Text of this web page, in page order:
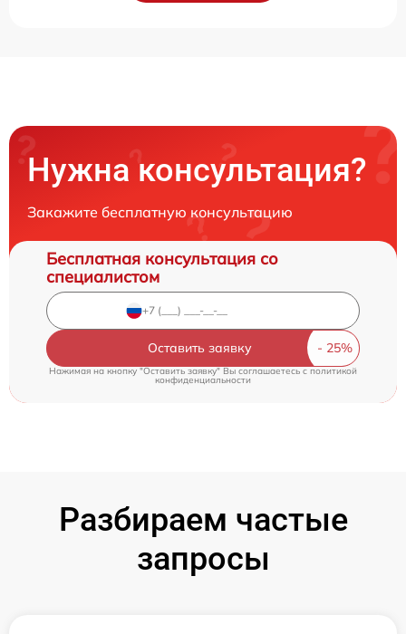
Нужна консультация?
Закажите бесплатную консультацию
Бесплатная консультация со
специалистом
Оставить заявку
Нажимая на кнопку "Оставить заявку" Вы соглашаетесь cполитикой
конфиденциальности
Разбираем частые
запросы